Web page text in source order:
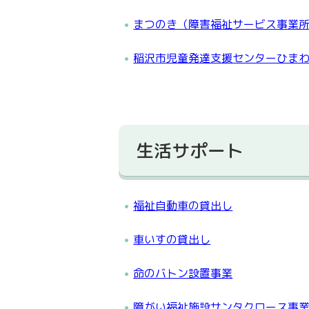
まつのき（障害福祉サービス事業所
稲沢市児童発達支援センターひま
生活サポート
福祉自動車の貸出し
車いすの貸出し
命のバトン設置事業